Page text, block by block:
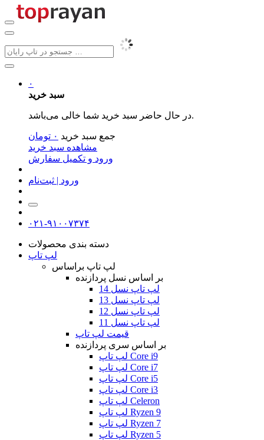
۰
سبد خرید
در حال حاضر سبد خرید شما خالی می‌باشد.
جمع سبد خرید ۰ تومان
مشاهده سبد خرید
ورود و تکمیل سفارش
ورود | ثبت‌نام
۰۲۱-۹۱۰۰۷۳۷۴
دسته بندی محصولات
لپ تاپ
لپ تاپ براساس
بر اساس نسل پردازنده
لپ تاپ نسل 14
لپ تاپ نسل 13
لپ تاپ نسل 12
لپ تاپ نسل 11
قیمت لپ تاپ
بر اساس سری پردازنده
لپ تاپ Core i9
لپ تاپ Core i7
لپ تاپ Core i5
لپ تاپ Core i3
لپ تاپ Celeron
لپ تاپ Ryzen 9
لپ تاپ Ryzen 7
لپ تاپ Ryzen 5